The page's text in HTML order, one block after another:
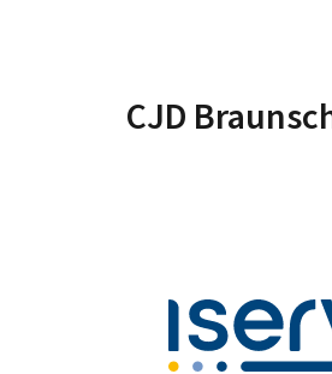
CJD